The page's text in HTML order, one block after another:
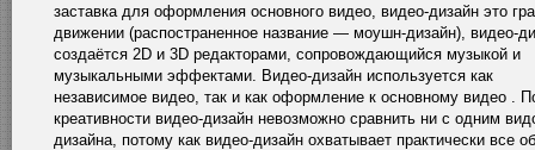
заставка для оформления основного видео, видео-дизайн это
движении (распостраненное название — моушн-дизайн), видео-
создаётся 2D и 3D редакторами, сопровождающийся музыкой и
музыкальными эффектами. Видео-дизайн используется как
независимое видео, так и как оформление к основному видео .
креативности видео-дизайн невозможно сравнить ни с одним
дизайна, потому как видео-дизайн охватывает практически все